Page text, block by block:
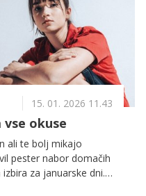
15. 01. 2026 11.43
okuse
ali te bolj mikajo
pester nabor domačih
za januarske dni.